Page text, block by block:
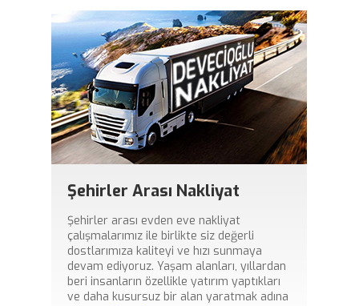
Şehirler Arası Nakliyat
Şehirler arası evden eve nakliyat
çalışmalarımız ile birlikte siz değerli
dostlarımıza kaliteyi ve hızı sunmaya
devam ediyoruz. Yaşam alanları, yıllardan
beri insanların özellikle yatırım yaptıkları
ve daha kusursuz bir alan yaratmak adına